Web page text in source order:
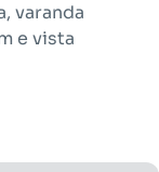
varanda
e vista